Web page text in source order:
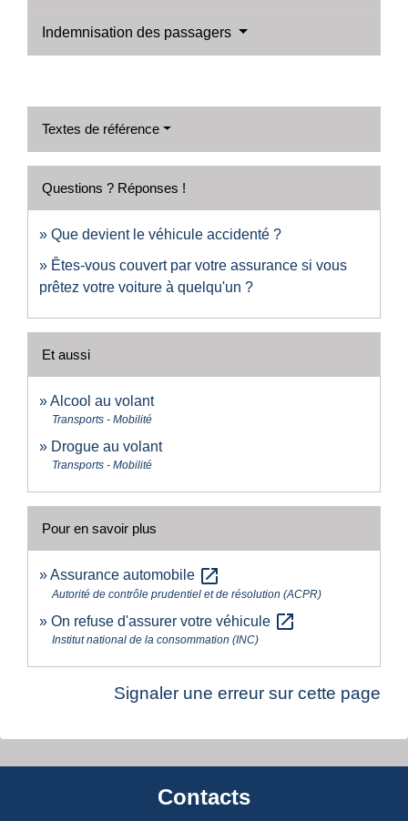
Indemnisation des passagers
Textes de référence
Questions ? Réponses !
Que devient le véhicule accidenté ?
Êtes-vous couvert par votre assurance si vous
prêtez votre voiture à quelqu'un ?
Et aussi
Alcool au volant
Transports - Mobilité
Drogue au volant
Transports - Mobilité
Pour en savoir plus
Assurance automobile open_in_new
Autorité de contrôle prudentiel et de résolution (ACPR)
On refuse d'assurer votre véhicule open_in_new
Institut national de la consommation (INC)
Signaler une erreur sur cette page
Contacts